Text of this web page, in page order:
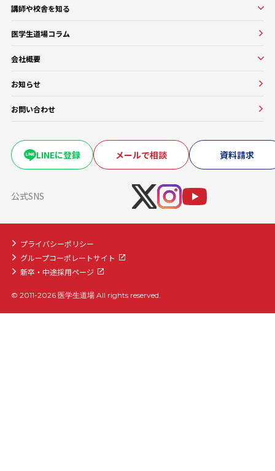
医学部基礎医学・生物学対策コース
医学部基礎医学・生物学対策コース
医学部CBT対策コース
医学部OSCE対策コース
卒業試験・医帰国家試験対策コース
海外医学部コース
医学部入学前生物学準備コース
医学部入学前物理学準備コース
入塾をお考えの方へ
よくある質問
講師や校舎を知る
講師・教務紹介
教務一覧
医学生道場コラム
会社概要
会社概要
お知らせ
お問い合わせ
LINEに登録 メールで相談 資料請求
公式SNS
プライバシーポリシー
グループコーポレートサイト
新卒・中途採用ページ
© 2011-2026 医学生道場 All rights reserved.